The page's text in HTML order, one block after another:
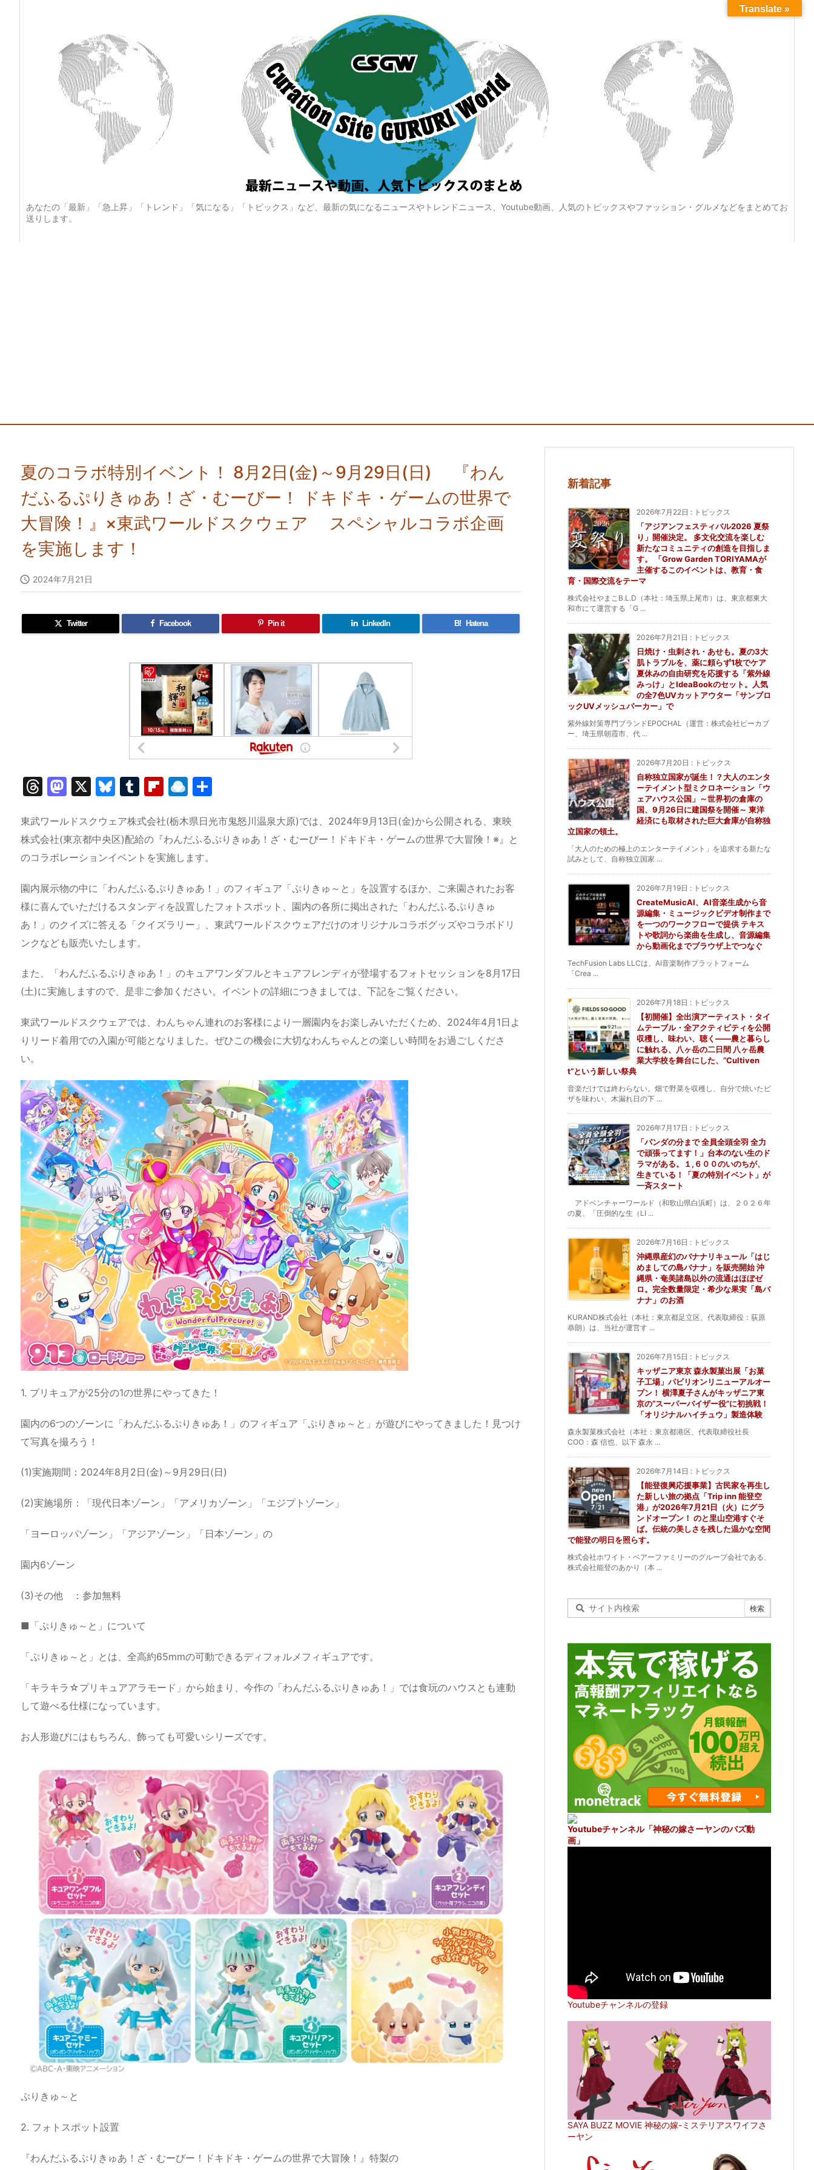
あなたの「最新」「急上昇」「トレンド」「気になる」「トピックス」など、最新の気になるニュースやトレンドニュース、Youtube動画、人気のトピックスやファッション・グルメなどをまとめてお
送りします。
夏のコラボ特別イベント！ 8月2日(金)～9月29日(日) 『わん
だふるぷりきゅあ！ざ・むーびー！ ドキドキ・ゲームの世界で
大冒険！』×東武ワールドスクウェア スペシャルコラボ企画
を実施します！
 2024年7月21日
Twitter Facebook Pin it LinkedIn B! Hatena
T
e
a
d
s
M
st
o
d
o
n
X
Bl
e
s
k
y
T
m
bl
r
Fl
b
o
ar
d
R
n
dr
o
p.
io
東武ワールドスクウェア株式会社(栃木県日光市鬼怒川温泉大原)では、2024年9月13日(金)から公開される、東映
株式会社(東京都中央区)配給の『わんだふるぷりきゅあ！ざ・むーびー！ドキドキ・ゲームの世界で大冒険！※』と
のコラボレーションイベントを実施します。
園内展示物の中に「わんだふるぷりきゅあ！」のフィギュア「ぷりきゅ～と」を設置するほか、ご来園されたお客
様に喜んでいただけるスタンディを設置したフォトスポット、園内の各所に掲出された「わんだふるぷりきゅ
あ！」のクイズに答える「クイズラリー」、東武ワールドスクウェアだけのオリジナルコラボグッズやコラボドリ
ンクなども販売いたします。
また、「わんだふるぷりきゅあ！」のキュアワンダフルとキュアフレンディが登場するフォトセッションを8月17日
(土)に実施しますので、是非ご参加ください。イベントの詳細につきましては、下記をご覧ください。
東武ワールドスクウェアでは、わんちゃん連れのお客様により一層園内をお楽しみいただくため、2024年4月1日よ
りリード着用での入園が可能となりました。ぜひこの機会に大切なわんちゃんとの楽しい時間をお過ごしくださ
い。
1. プリキュアが25分の1の世界にやってきた！
園内の6つのゾーンに「わんだふるぷりきゅあ！」のフィギュア「ぷりきゅ～と」が遊びにやってきました！見つけ
て写真を撮ろう！
(1)実施期間：2024年8月2日(金)～9月29日(日)
(2)実施場所：「現代日本ゾーン」「アメリカゾーン」「エジプトゾーン」
「ヨーロッパゾーン」「アジアゾーン」「日本ゾーン」の
園内6ゾーン
(3)その他 ：参加無料
■「ぷりきゅ～と」について
「ぷりきゅ～と」とは、全高約65mmの可動できるディフォルメフィギュアです。
「キラキラ☆プリキュアアラモード」から始まり、今作の「わんだふるぷりきゅあ！」では食玩のハウスとも連動
して遊べる仕様になっています。
お人形遊びにはもちろん、飾っても可愛いシリーズです。
ぷりきゅ～と
2. フォトスポット設置
『わんだふるぷりきゅあ！ざ・むーびー！ドキドキ・ゲームの世界で大冒険！』特製の
新着記事
2026年7月22日 : トピックス
「アジアンフェスティバル2026 夏祭
り」開催決定。 多文化交流を楽しむ
新たなコミュニティの創造を目指しま
す。 「Grow Garden TORIYAMAが
主催するこのイベントは、教育・食
育・国際交流をテーマ
株式会社やまこB.L.D（本社：埼玉県上尾市）は、東京都東大
和市にて運営する「G ...
2026年7月21日 : トピックス
日焼け・虫刺され・あせも。夏の3大
肌トラブルを、薬に頼らず1枚でケア
夏休みの自由研究を応援する「紫外線
みっけ」とIdeaBookのセット。人気
の全7色UVカットアウター「サンブロ
ックUVメッシュパーカー」で
紫外線対策専門ブランドEPOCHAL（運営：株式会社ピーカブ
ー、埼玉県朝霞市、代 ...
2026年7月20日 : トピックス
自称独立国家が誕生！？大人のエンタ
ーテイメント型ミクロネーション「ウ
ェアハウス公国」～世界初の倉庫の
国、9月26日に建国祭を開催～ 東洋
経済にも取材された巨大倉庫が自称独
立国家の領土。
「大人のための極上のエンターテイメント」を追求する新たな
試みとして、自称独立国家 ...
2026年7月19日 : トピックス
CreateMusicAI、AI音楽生成から音
源編集・ミュージックビデオ制作まで
を一つのワークフローで提供 テキス
トや歌詞から楽曲を生成し、音源編集
から動画化までブラウザ上でつなぐ
TechFusion Labs LLCは、AI音楽制作プラットフォーム
「Crea ...
2026年7月18日 : トピックス
【初開催】全出演アーティスト・タイ
ムテーブル・全アクティビティを公開
収穫し、味わい、聴く——農と暮らし
に触れる、八ヶ岳の二日間 八ヶ岳農
業大学校を舞台にした、“Cultiven
t”という新しい祭典
音楽だけでは終わらない。畑で野菜を収穫し、自分で焼いたピ
ザを味わい、木漏れ日の下 ...
2026年7月17日 : トピックス
「パンダの分まで 全員全頭全羽 全力
で頑張ってます！」台本のない生のド
ラマがある。１,６００のいのちが、
生きている！「夏の特別イベント」が
一斉スタート
アドベンチャーワールド（和歌山県白浜町）は、２０２６年
の夏、「圧倒的な生（LI ...
2026年7月16日 : トピックス
沖縄県産幻のバナナリキュール「はじ
めましての島バナナ」を販売開始 沖
縄県・奄美諸島以外の流通はほぼゼ
ロ。完全数量限定・希少な果実「島バ
ナナ」のお酒
KURAND株式会社（本社：東京都足立区、代表取締役：荻原
恭朗）は、当社が運営す ...
2026年7月15日 : トピックス
キッザニア東京 森永製菓出展「お菓
子工場」パビリオンリニューアルオー
プン！ 横澤夏子さんがキッザニア東
京の“スーパーバイザー役”に初挑戦！
「オリジナルハイチュウ」製造体験
森永製菓株式会社（本社：東京都港区、代表取締役社長
COO：森 信也、以下 森永 ...
2026年7月14日 : トピックス
【能登復興応援事業】古民家を再生し
た新しい旅の拠点「Trip inn 能登空
港」が2026年7月21日（火）にグラ
ンドオープン！ のと里山空港すぐそ
ば。伝統の美しさを残した温かな空間
で能登の明日を照らす。
株式会社ホワイト・ベアーファミリーのグループ会社である、
株式会社能登のあかり（本 ...
Youtubeチャンネル「神秘の嫁さーヤンのバズ動
画」
Youtubeチャンネルの登録
SAYA BUZZ MOVIE 神秘の嫁-ミステリアスワイフさ
ーヤン
Translate »